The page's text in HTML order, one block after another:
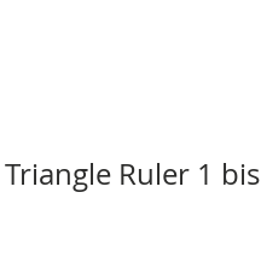
Ruler 1 bis